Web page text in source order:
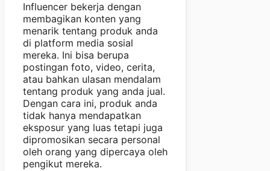
Influencer bekerja dengan
membagikan konten yang
menarik tentang produk anda
di platform media sosial
mereka. Ini bisa berupa
postingan foto, video, cerita,
atau bahkan ulasan mendalam
tentang produk yang anda jual.
Dengan cara ini, produk anda
tidak hanya mendapatkan
eksposur yang luas tetapi juga
dipromosikan secara personal
oleh orang yang dipercaya oleh
pengikut mereka.